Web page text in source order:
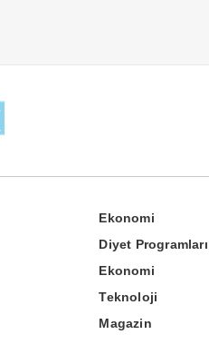
Ekonomi
Diyet Programları
Ekonomi
Teknoloji
Magazin